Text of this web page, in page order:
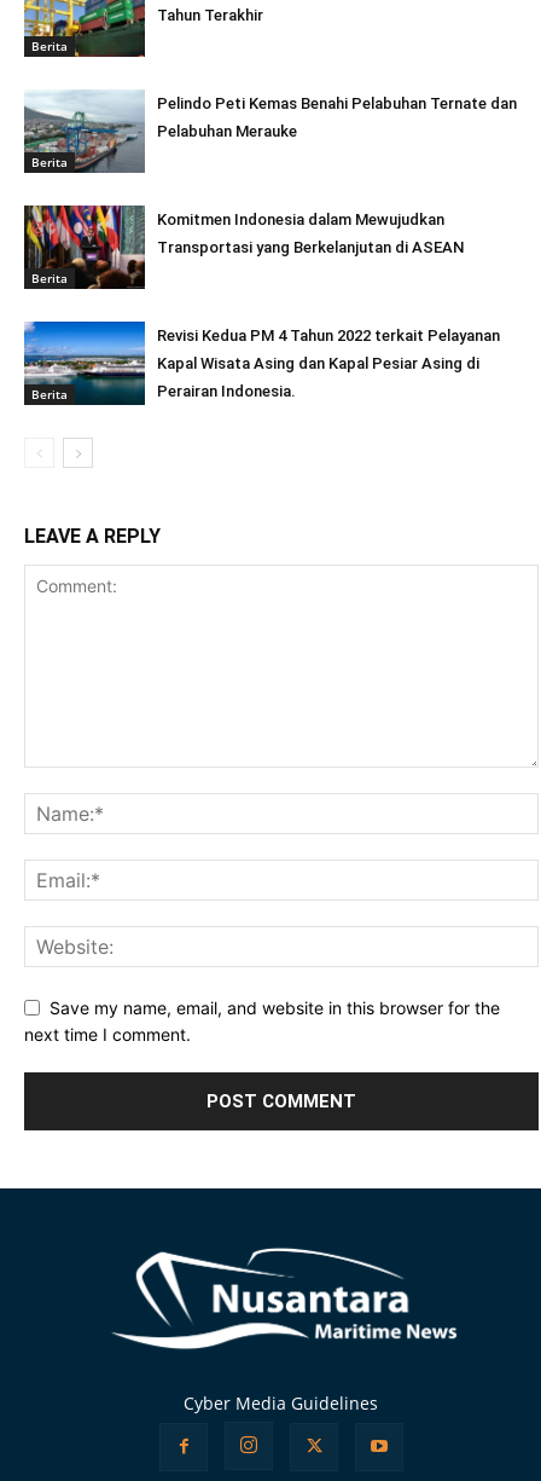
Berita
Tahun Terakhir
Berita
Pelindo Peti Kemas Benahi Pelabuhan Ternate dan
Pelabuhan Merauke
Berita
Komitmen Indonesia dalam Mewujudkan
Transportasi yang Berkelanjutan di ASEAN
Berita
Revisi Kedua PM 4 Tahun 2022 terkait Pelayanan
Kapal Wisata Asing dan Kapal Pesiar Asing di
Perairan Indonesia.
LEAVE A REPLY
Save my name, email, and website in this browser for the
next time I comment.
Cyber Media Guidelines